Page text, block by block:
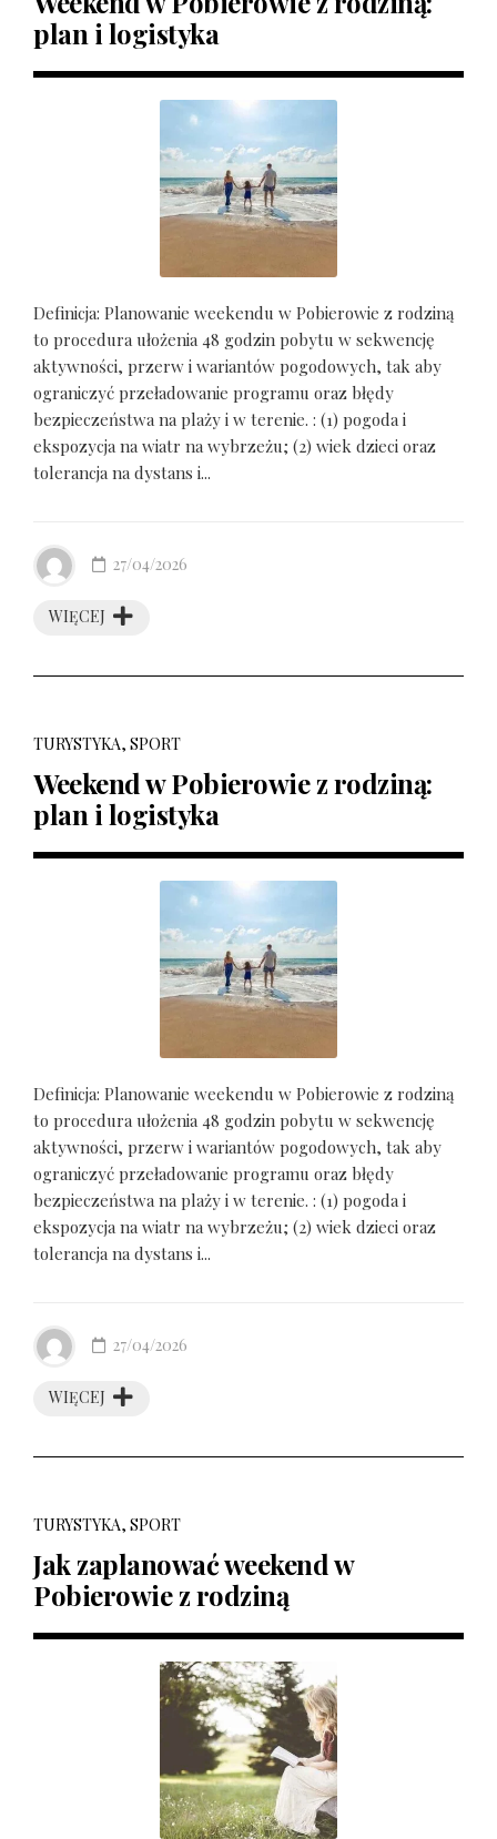
plan i logistyka
Definicja: Planowanie weekendu w Pobierowie z rodziną
to procedura ułożenia 48 godzin pobytu w sekwencję
aktywności, przerw i wariantów pogodowych, tak aby
ograniczyć przeładowanie programu oraz błędy
bezpieczeństwa na plaży i w terenie. : (1) pogoda i
ekspozycja na wiatr na wybrzeżu; (2) wiek dzieci oraz
tolerancja na dystans i...
WIĘCEJ
27/04/2026
TURYSTYKA, SPORT
Weekend w Pobierowie z rodziną:
plan i logistyka
Definicja: Planowanie weekendu w Pobierowie z rodziną
to procedura ułożenia 48 godzin pobytu w sekwencję
aktywności, przerw i wariantów pogodowych, tak aby
ograniczyć przeładowanie programu oraz błędy
bezpieczeństwa na plaży i w terenie. : (1) pogoda i
ekspozycja na wiatr na wybrzeżu; (2) wiek dzieci oraz
tolerancja na dystans i...
WIĘCEJ
27/04/2026
TURYSTYKA, SPORT
Jak zaplanować weekend w
Pobierowie z rodziną